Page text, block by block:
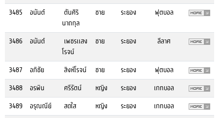
3485 อนันต์
ตันศิริ
นาถกุล
ชาย ระยอง ฟุตบอล
3486 อนันต์
เพชรเเสง
โรจน์
ชาย ระยอง ลีลาศ
3487 อภิชัย สิงห์โรจน์ ชาย ระยอง
ฟุตบอล
3488
อรพิน ศรีรัตน์ หญิง ระยอง
เกทบอล
3489
อรุณณีย์ สดใส หญิง ระยอง
เกทบอล